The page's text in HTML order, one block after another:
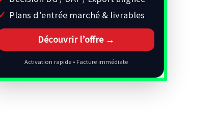
Plans d’entrée marché & livrables
Découvrir l’offre →
Activation rapide • Facture immédiate